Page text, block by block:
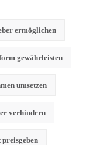
ermöglichen
gewährleisten
umsetzen
verhindern